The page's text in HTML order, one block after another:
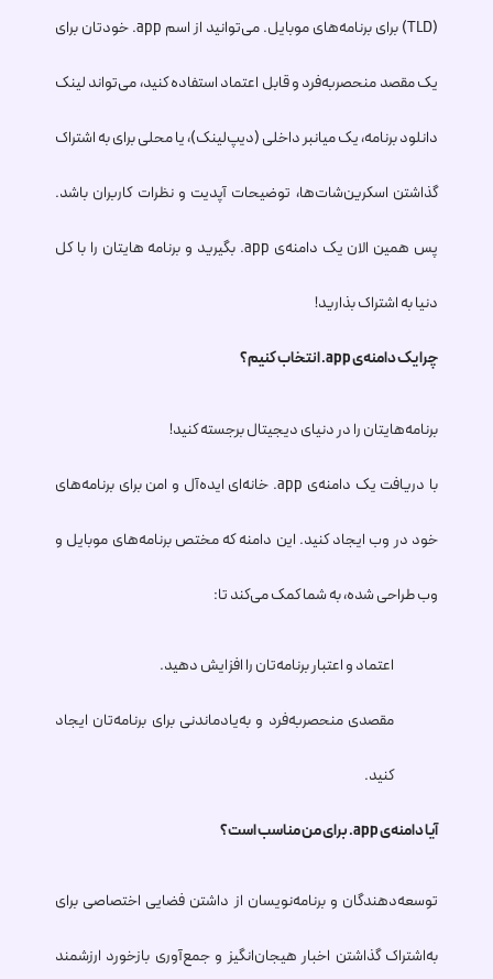
(TLD) برای برنامه‌های موبایل. می‌توانید از اسم .appخودتان برای
یک مقصد منحصربه‌فرد و قابل اعتماد استفاده کنید، می‌تواند لینک
دانلود برنامه، یک میانبر داخلی (دیپ‌لینک)، یا محلی برای به اشتراک
گذاشتن اسکرین‌شات‌ها، توضیحات آپدیت و نظرات کاربران باشد.
پس همین الان یک دامنه‌ی .app بگیرید و برنامه‌ هایتان را با کل
دنیا به اشتراک بذارید!
چرا یک دامنه‌ی.appانتخاب کنیم؟
برنامه‌هایتان را در دنیای دیجیتال برجسته کنید!
با دریافت یک دامنه‌ی .app خانه‌ای ایده‌آل و امن برای برنامه‌های
خود در وب ایجاد کنید. این دامنه که مختص برنامه‌های موبایل و
وب طراحی شده، به شما کمک می‌کند تا:
اعتماد و اعتبار برنامه‌تان را افزایش دهید.
مقصدی منحصربه‌فرد و به‌یادماندنی برای برنامه‌تان ایجاد
کنید.
آیا دامنه‌ی.appبرای من مناسب است؟
توسعه‌دهندگان و برنامه‌نویسان از داشتن فضایی اختصاصی برای
به‌اشتراک گذاشتن اخبار هیجان‌انگیز و جمع‌آوری بازخورد ارزشمند